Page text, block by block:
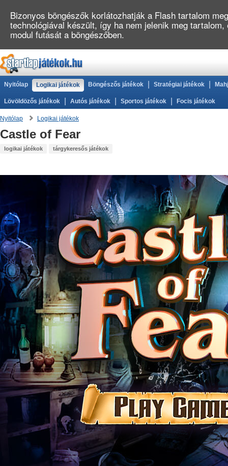
Nyitólap Logikai játékok Böngészős játékok Stratégiai játékok
Lövöldözős játékok Autós játékok Sportos játékok Focis játékok
Nyitólap Logikai játékok
Castle of Fear
logikai játékok tárgykeresős játékok
Bizonyos böngészők korlátozhatják a Flash tartalom
technológiával készült, így ha nem jelenik meg
modul futását a böngészőben.